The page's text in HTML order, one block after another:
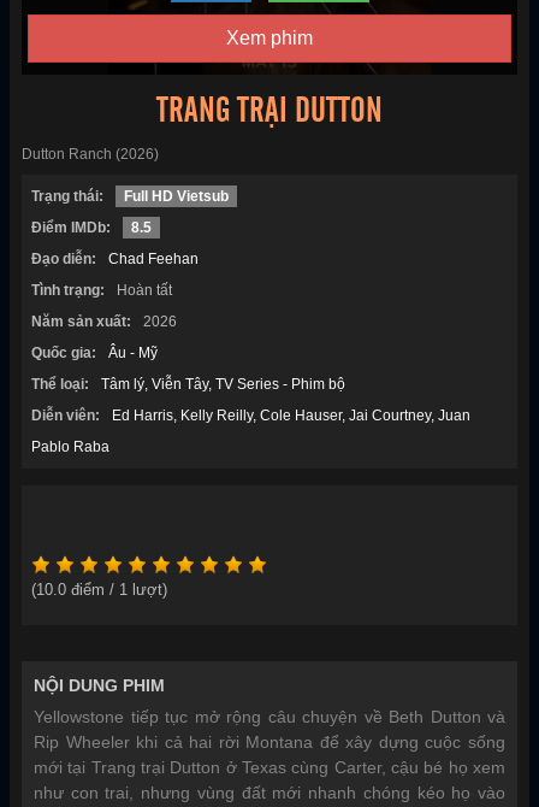
Xem phim
TRANG TRẠI DUTTON
Dutton Ranch (2026)
Trạng thái:
Full HD Vietsub
Điểm IMDb:
8.5
Đạo diễn:
Chad Feehan
Tình trạng:
Hoàn tất
Năm sản xuất:
2026
Quốc gia:
Âu - Mỹ
Thể loại:
Tâm lý Viễn Tây TV Series - Phim bộ
Diễn viên:
Ed Harris Kelly Reilly Cole Hauser Jai Courtney Juan
Pablo Raba
(10.0 điểm / 1 lượt)
NỘI DUNG PHIM
Yellowstone tiếp tục mở rộng câu chuyện về Beth Dutton và
Rip Wheeler khi cả hai rời Montana để xây dựng cuộc sống
mới tại Trang trại Dutton ở Texas cùng Carter, cậu bé họ xem
như con trai, nhưng vùng đất mới nhanh chóng kéo họ vào